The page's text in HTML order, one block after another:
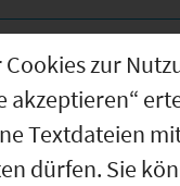
zur
akzeptieren“
Textdateien
dürfen. Sie